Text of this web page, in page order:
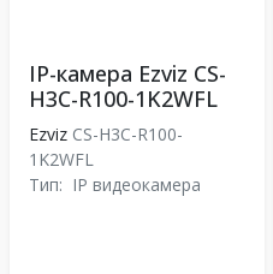
IP-камера Ezviz CS-
H3C-R100-1K2WFL
Ezviz CS-H3C-R100-
1K2WFL
Тип: IP видеокамера